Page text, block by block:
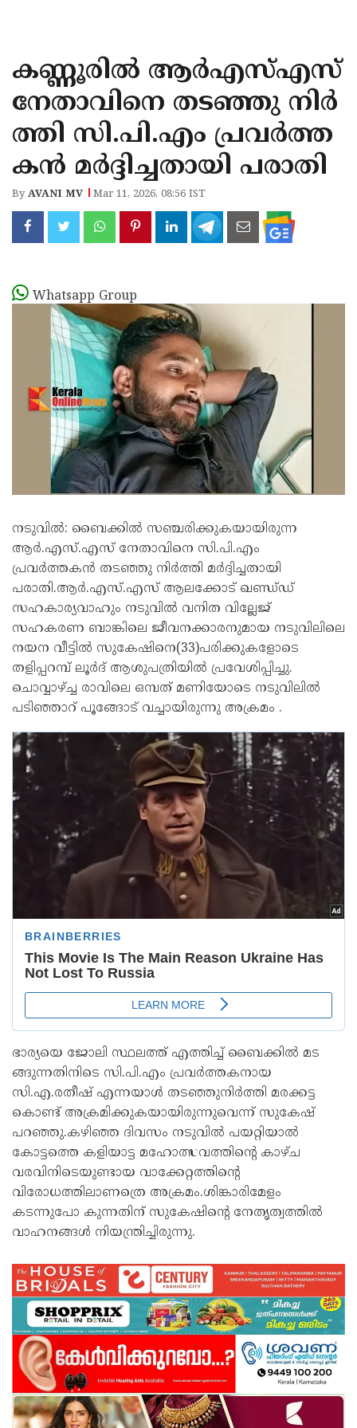
KANNUR
KASARAGOD
കണ്ണൂരിൽ ആർഎസ്എസ്
നേതാവിനെ തടഞ്ഞു നിർ
ത്തി സി.പി.എം പ്രവർത്ത
കൻ മർദ്ദിച്ചതായി പരാതി
ByAVANI MV Mar 11, 2026, 08:56 IST
Whatsapp Group
നടുവില്‍: ബൈക്കില്‍ സഞ്ചരിക്കുകയായിരുന്ന
ആര്‍.എസ്.എസ് നേതാവിനെ സി.പി.എം
പ്രവര്‍ത്തകന്‍ തടഞ്ഞു നിർത്തി മർദ്ദിച്ചതായി
പരാതി.ആര്‍.എസ്.എസ് ആലക്കോട് ഖണ്ഡ്ഡ്
സഹകാര്യവാഹും നടുവില്‍ വനിത വില്ലേജ്
സഹകരണ ബാങ്കിലെ ജീവനക്കാരനുമായ നടുവിലിലെ
നയന വീട്ടില്‍ സുകേഷിനെ(33)പരിക്കുകളോടെ
തളിപ്പറമ്പ് ലൂര്‍ദ് ആശുപത്രിയില്‍ പ്രവേശിപ്പിച്ചു.
ചൊവ്വാഴ്ച്ച രാവിലെ ഒമ്പത് മണിയോടെ നടുവിലില്‍
പടിഞ്ഞാറ് പൂങ്ങോട് വച്ചായിരുന്നു അക്രമം .
ഭാര്യയെ ജോലി സ്ഥലത്ത് എത്തിച്ച് ബൈക്കില്‍ മട
ങ്ങുന്നതിനിടെ സി.പി.എം പ്രവര്‍ത്തകനായ
സി.എ.രതീഷ് എന്നയാള്‍ തടഞ്ഞുനിര്‍ത്തി മരക്കട്ട
കൊണ്ട് അക്രമിക്കുകയായിരുന്നുവെന്ന് സുകേഷ്
പറഞ്ഞു.കഴിഞ്ഞ ദിവസം നടുവില്‍ പയറ്റിയാല്‍
കോട്ടത്തെ കളിയാട്ട മഹോത്സവത്തിന്റെ കാഴ്ച
വരവിനിടെയുണ്ടായ വാക്കേറ്റത്തിന്റെ
വിരോധത്തിലാണത്രെ അക്രമം.ശിങ്കാരിമേളം
കടന്നുപോ കുന്നതിന് സുകേഷിന്റെ നേതൃത്വത്തില്‍
വാഹനങ്ങള്‍ നിയന്ത്രിച്ചിരുന്നു.